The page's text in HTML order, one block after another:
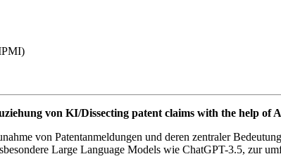
von KI/Dissecting patent claims with the help of
von Patentanmeldungen und deren zentraler
Large Language Models wie ChatGPT-3.5, zur